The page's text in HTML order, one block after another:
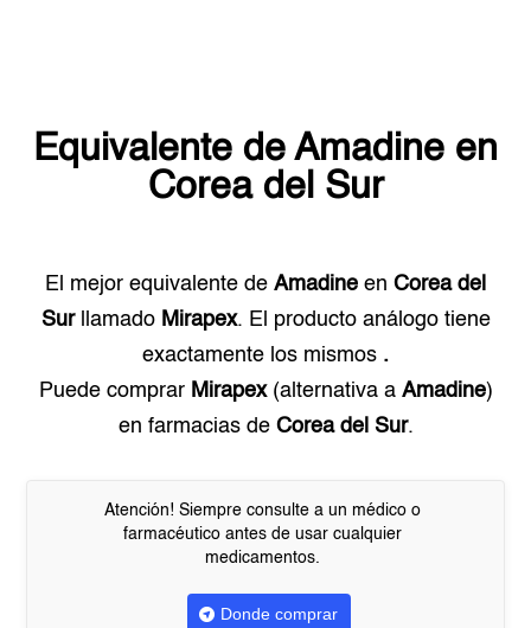
Equivalente de Amadine en
Corea del Sur
El mejor equivalente de Amadine en Corea del
Surllamado Mirapex. El producto análogo tiene
exactamente los mismos .
Puede comprar Mirapex(alternativa a Amadine)
en farmacias de Corea del Sur.
Atención! Siempre consulte a un médico o
farmacéutico antes de usar cualquier
medicamentos.
Donde comprar